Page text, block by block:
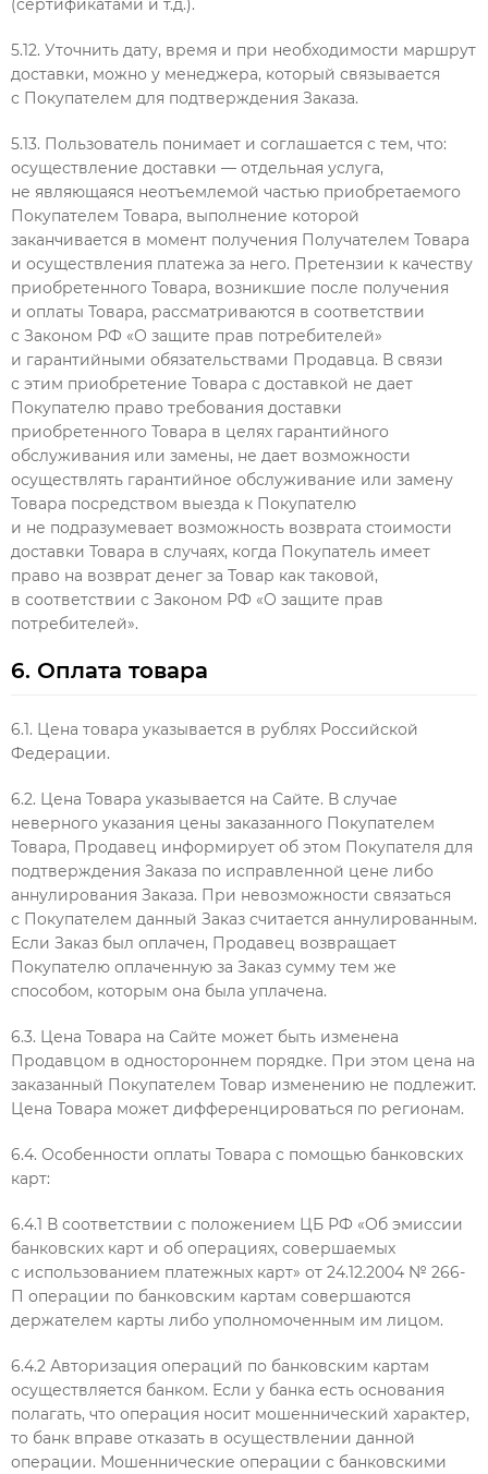
5.12. Уточнить дату, время и при необходимости маршрут
доставки, можно у менеджера, который связывается
с Покупателем для подтверждения Заказа.
5.13. Пользователь понимает и соглашается с тем, что:
осуществление доставки — отдельная услуга,
не являющаяся неотъемлемой частью приобретаемого
Покупателем Товара, выполнение которой
заканчивается в момент получения Получателем Товара
и осуществления платежа за него. Претензии к качеству
приобретенного Товара, возникшие после получения
и оплаты Товара, рассматриваются в соответствии
с Законом РФ «О защите прав потребителей»
и гарантийными обязательствами Продавца. В связи
с этим приобретение Товара с доставкой не дает
Покупателю право требования доставки
приобретенного Товара в целях гарантийного
обслуживания или замены, не дает возможности
осуществлять гарантийное обслуживание или замену
Товара посредством выезда к Покупателю
и не подразумевает возможность возврата стоимости
доставки Товара в случаях, когда Покупатель имеет
право на возврат денег за Товар как таковой,
в соответствии с Законом РФ «О защите прав
потребителей».
6. Оплата товара
6.1. Цена товара указывается в рублях Российской
Федерации.
6.2. Цена Товара указывается на Сайте. В случае
неверного указания цены заказанного Покупателем
Товара, Продавец информирует об этом Покупателя для
подтверждения Заказа по исправленной цене либо
аннулирования Заказа. При невозможности связаться
с Покупателем данный Заказ считается аннулированным.
Если Заказ был оплачен, Продавец возвращает
Покупателю оплаченную за Заказ сумму тем же
способом, которым она была уплачена.
6.3. Цена Товара на Сайте может быть изменена
Продавцом в одностороннем порядке. При этом цена на
заказанный Покупателем Товар изменению не подлежит.
Цена Товара может дифференцироваться по регионам.
6.4. Особенности оплаты Товара с помощью банковских
карт:
6.4.1 В соответствии с положением ЦБ РФ «Об эмиссии
банковских карт и об операциях, совершаемых
с использованием платежных карт» от 24.12.2004 № 266-
П операции по банковским картам совершаются
держателем карты либо уполномоченным им лицом.
6.4.2 Авторизация операций по банковским картам
осуществляется банком. Если у банка есть основания
полагать, что операция носит мошеннический характер,
то банк вправе отказать в осуществлении данной
операции. Мошеннические операции с банковскими